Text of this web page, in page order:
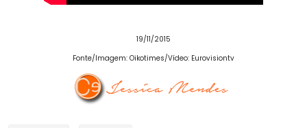
19/11/2015
Fonte/Imagem: Oikotimes/Vídeo: Eurovisiontv